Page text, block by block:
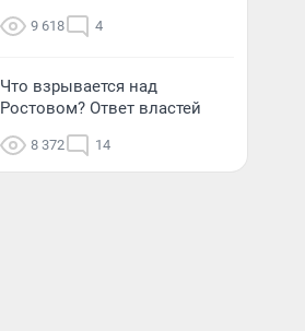
9 618 4
Что взрывается над
Ростовом? Ответ властей
8 372 14